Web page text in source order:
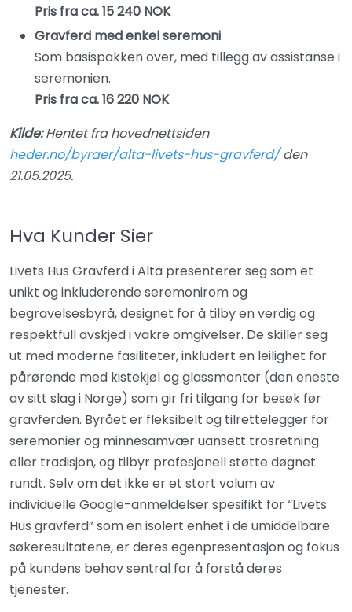
Pris fra ca. 15 240 NOK
Gravferd med enkel seremoni
Som basispakken over, med tillegg av assistanse i
seremonien.
Pris fra ca. 16 220 NOK
Kilde:Hentet fra hovednettsiden
heder.no/byraer/alta-livets-hus-gravferd/den
21.05.2025.
Hva Kunder Sier
Livets Hus Gravferd i Alta presenterer seg som et
unikt og inkluderende seremonirom og
begravelsesbyrå, designet for å tilby en verdig og
respektfull avskjed i vakre omgivelser. De skiller seg
ut med moderne fasiliteter, inkludert en leilighet for
pårørende med kistekjøl og glassmonter (den eneste
av sitt slag i Norge) som gir fri tilgang for besøk før
gravferden. Byrået er fleksibelt og tilrettelegger for
seremonier og minnesamvær uansett trosretning
eller tradisjon, og tilbyr profesjonell støtte døgnet
rundt. Selv om det ikke er et stort volum av
individuelle Google-anmeldelser spesifikt for “Livets
Hus gravferd” som en isolert enhet i de umiddelbare
søkeresultatene, er deres egenpresentasjon og fokus
på kundens behov sentral for å forstå deres
tjenester.